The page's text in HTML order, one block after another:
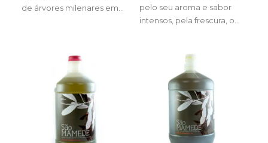
de árvores milenares em…
pelo seu aroma e sabor
intensos, pela frescura, o…